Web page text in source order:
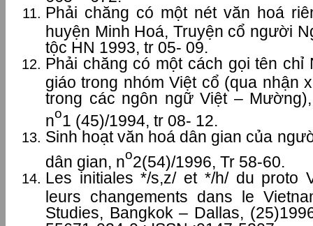
Phải chăng có một nét văn hoá
huyện Minh Hoá, Truyện cổ người
tộc HN 1993, tr 05- 09.
Phải chăng có một cách gọi tên chỉ
giáo trong nhóm Việt cổ (qua nhận
trong các ngôn ngữ Việt –
no1 (45)/1994, tr 08- 12.
Sinh hoạt văn hoá dân gian của
dân gian, no2(54)/1996, Tr 58-60.
Les initiales */s,z/ et */h/ du proto
leurs changements dans le
Studies, Bangkok – Dallas,